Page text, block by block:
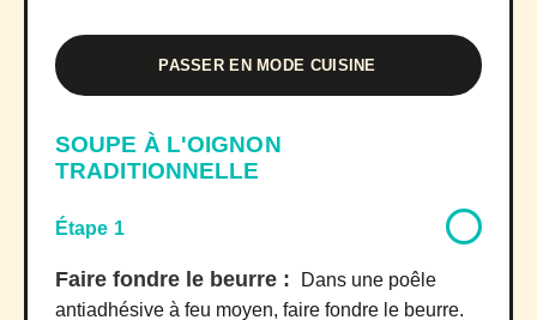
PASSER EN MODE CUISINE
SOUPE À L'OIGNON
TRADITIONNELLE
Étape 1
Faire fondre le beurre :
Dans une poêle
antiadhésive à feu moyen, faire fondre le beurre.